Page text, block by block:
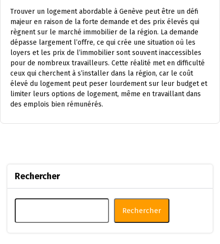
Trouver un logement abordable à Genève peut être un défi
majeur en raison de la forte demande et des prix élevés qui
règnent sur le marché immobilier de la région. La demande
dépasse largement l’offre, ce qui crée une situation où les
loyers et les prix de l’immobilier sont souvent inaccessibles
pour de nombreux travailleurs. Cette réalité met en difficulté
ceux qui cherchent à s’installer dans la région, car le coût
élevé du logement peut peser lourdement sur leur budget et
limiter leurs options de logement, même en travaillant dans
des emplois bien rémunérés.
Rechercher
Rechercher